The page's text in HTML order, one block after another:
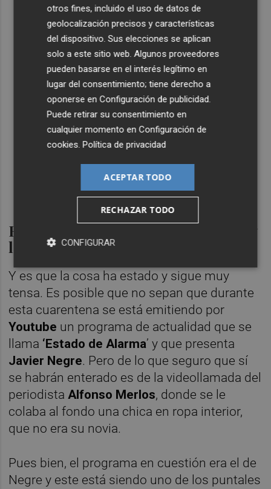
Estado de Alarma, Alfonso Merlos y
la videollamada
Y es que la cosa ha estado y sigue muy
tensa. Es posible que no sepan que durante
esta cuarentena se está emitiendo por
Youtube un programa de actualidad que se
llama ‘Estado de Alarma’ y que presenta
Javier Negre. Pero de lo que seguro que sí
se habrán enterado es de la videollamada del
periodistaAlfonso Merlos, donde se le
colaba al fondo una chica en ropa interior,
que no era su novia.
Pues bien, el programa en cuestión era el de
Negre y este está siendo uno de los puntales
otros fines, incluido el uso de datos de
geolocalización precisos y características
del dispositivo. Sus elecciones se aplican
solo a este sitio web. Algunos proveedores
pueden basarse en el interés legítimo en
lugar del consentimiento; tiene derecho a
oponerse enConfiguración de publicidad.
Puede retirar su consentimiento en
cualquier momento enConfiguración de
cookies.Política de privacidad
ACEPTAR TODO
RECHAZAR TODO
CONFIGURAR